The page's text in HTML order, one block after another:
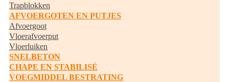
Trapblokken
AFVOERGOTEN EN PUTJES
Afvoergoot
Vloerafvoerput
Vloerluiken
SNELBETON
CHAPE EN STABILISÉ
VOEGMIDDEL BESTRATING